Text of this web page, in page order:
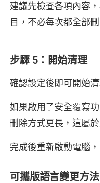
建議先檢查各項內容
目，不必每次都全部刪
步驟 5：開始清理
確認設定後即可開始清
如果啟用了安全覆寫
刪除方式更長，這屬於
完成後重新啟動電腦
可攜版語言變更方法